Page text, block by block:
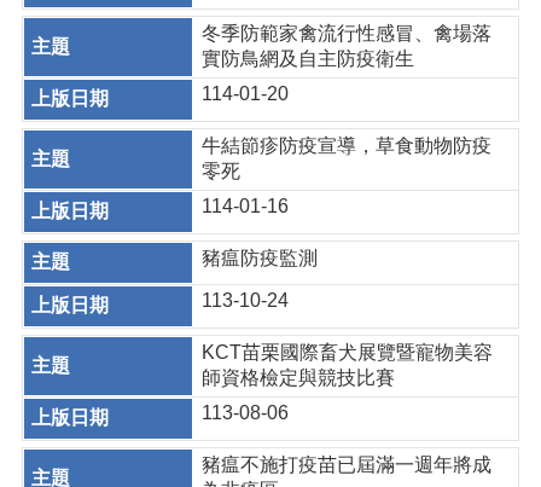
冬季防範家禽流行性感冒、禽場落
實防鳥網及自主防疫衛生
114-01-20
牛結節疹防疫宣導，草食動物防疫
零死
114-01-16
豬瘟防疫監測
113-10-24
KCT苗栗國際畜犬展覽暨寵物美容
師資格檢定與競技比賽
113-08-06
豬瘟不施打疫苗已屆滿一週年將成